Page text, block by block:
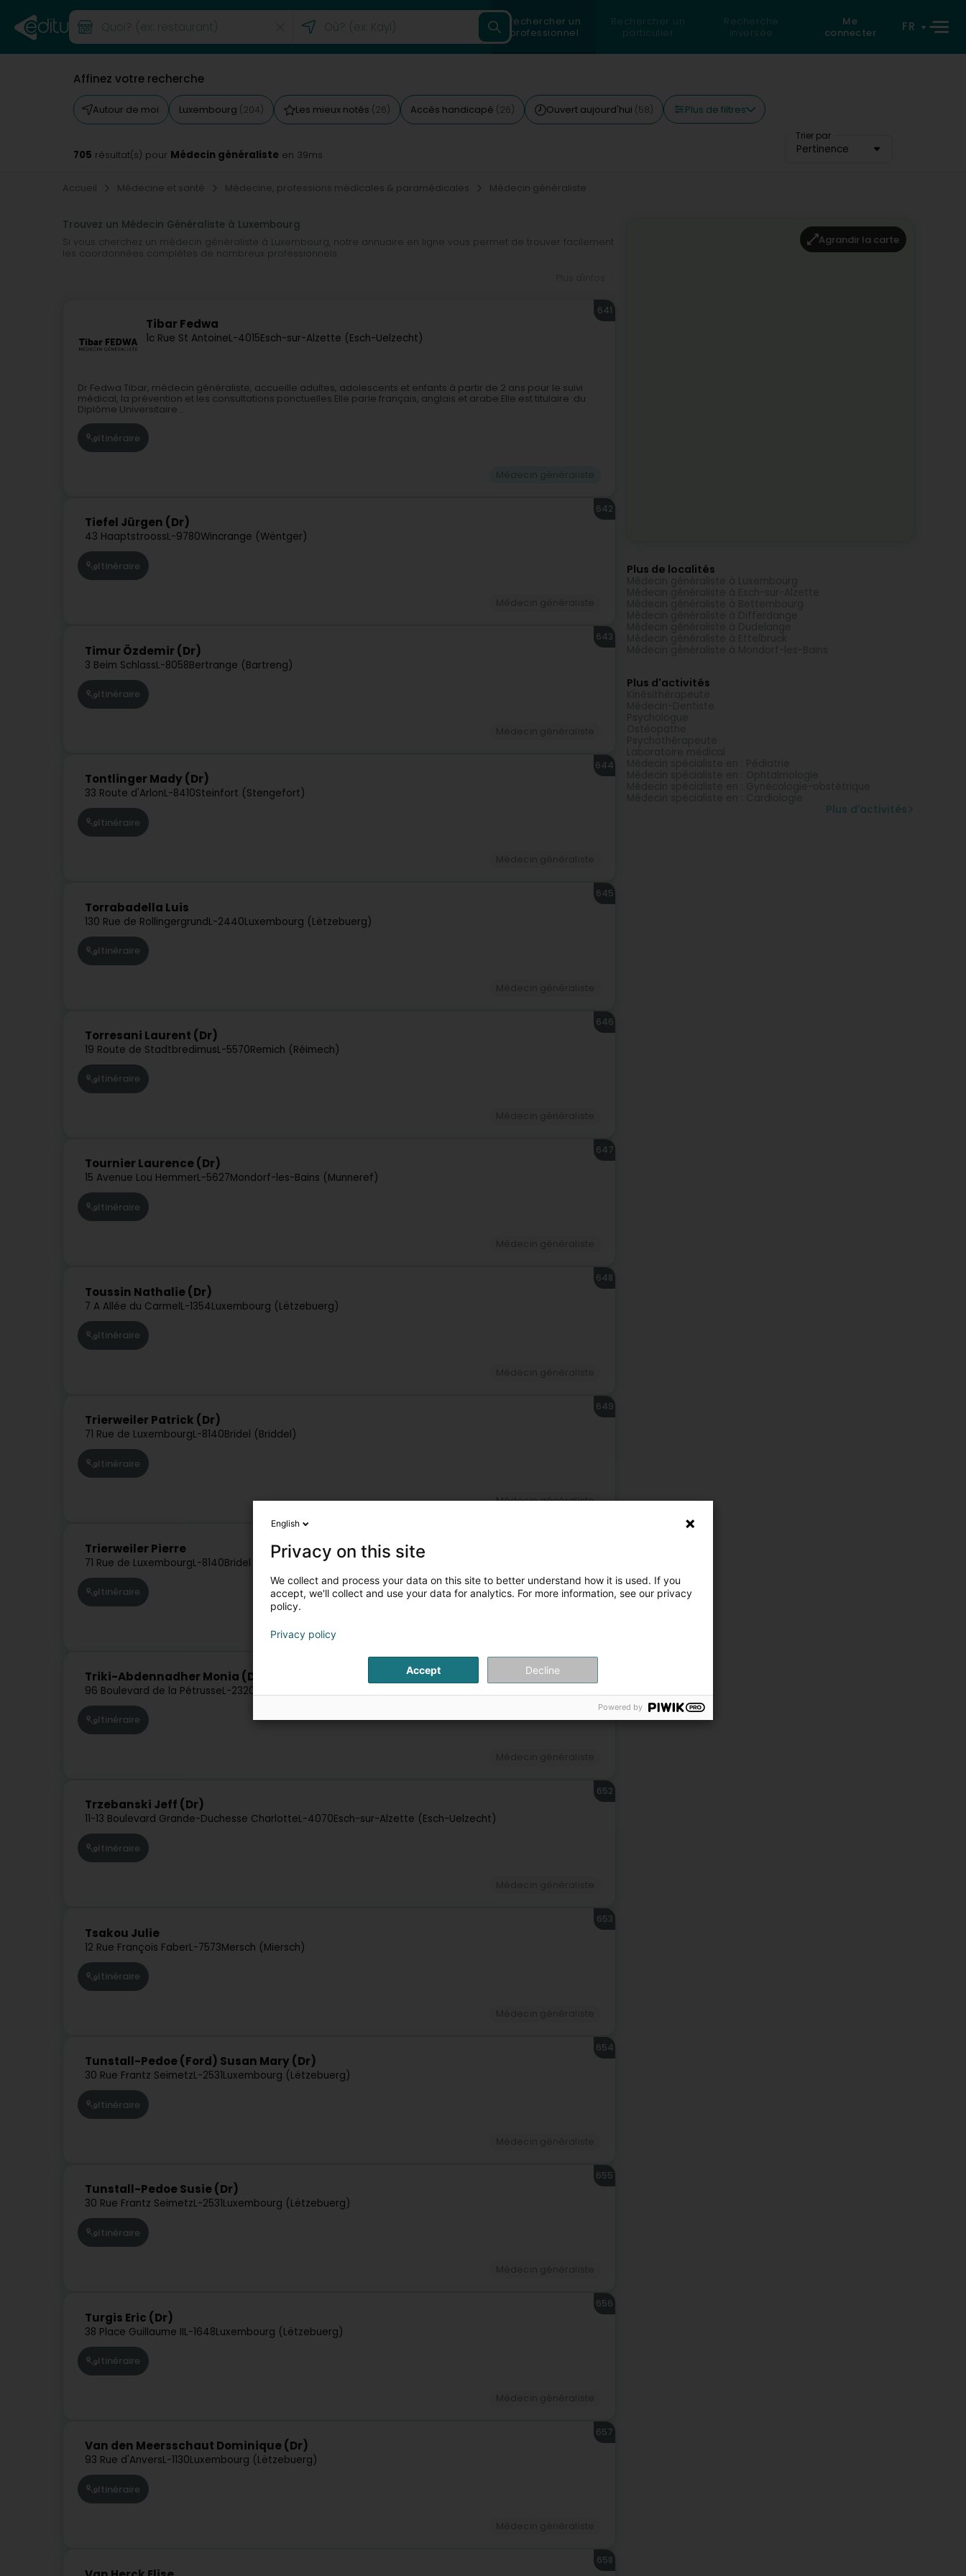
Rechercher un
professionnel
Rechercher un
particulier
Recherche
inversée
Me
connecter
FR
Affinez votre recherche
Autour de moi Luxembourg (204) Les mieux notés (26) Accès handicapé (26) Ouvert aujourd'hui (58) Plus de filtres
Trier par
Pertinence
705 résultat(s) pour Médecin généraliste en 39ms
Accueil Médecine et santé Médecine, professions médicales & paramédicales Médecin généraliste
Trouvez un Médecin Généraliste à Luxembourg
Si vous cherchez un médecin généraliste à Luxembourg, notre annuaire en ligne vous permet de trouver facilement
les coordonnées complètes de nombreux professionnels.
professionnel adapté à vos besoins. Simplifiez votre recherche de médecin généraliste à Luxembourg en utilisant
Tibar Fedwa
1c Rue St AntoineL-4015Esch-sur-Alzette (Esch-Uelzecht)
641
Dr Fedwa Tibar, médecin généraliste, accueille adultes, adolescents et enfants à partir de 2 ans pour le suivi
médical, la prévention et les consultations ponctuelles.Elle parle français, anglais et arabe.Elle est titulaire :du
Diplôme Universitaire...
Itinéraire
Tiefel Jürgen (Dr)
43 HaaptstroossL-9780Wincrange (Wëntger)
642
Itinéraire
Timur Özdemir (Dr)
3 Beim SchlassL-8058Bertrange (Bartreng)
643
Itinéraire
Tontlinger Mady (Dr)
33 Route d'ArlonL-8410Steinfort (Stengefort)
644
Itinéraire
Torrabadella Luis
130 Rue de RollingergrundL-2440Luxembourg (Lëtzebuerg)
645
Itinéraire
Torresani Laurent (Dr)
19 Route de StadtbredimusL-5570Remich (Réimech)
646
Itinéraire
Tournier Laurence (Dr)
15 Avenue Lou HemmerL-5627Mondorf-les-Bains (Munneref)
647
Itinéraire
Toussin Nathalie (Dr)
7 A Allée du CarmelL-1354Luxembourg (Lëtzebuerg)
648
Itinéraire
Trierweiler Patrick (Dr)
71 Rue de LuxembourgL-8140Bridel (Briddel)
649
Itinéraire
Médecin généraliste
Trierweiler Pierre
71 Rue de LuxembourgL-8140Bridel (Briddel)
Itinéraire
Triki-Abdennadher Monia (Dr)
96 Boulevard de la PétrusseL-2320
Itinéraire
Trzebanski Jeff (Dr)
11-13 Boulevard Grande-Duchesse CharlotteL-4070Esch-sur-Alzette (Esch-Uelzecht)
652
Itinéraire
Tsakou Julie
12 Rue François FaberL-7573Mersch (Miersch)
653
Itinéraire
Tunstall-Pedoe (Ford) Susan Mary (Dr)
30 Rue Frantz SeimetzL-2531Luxembourg (Lëtzebuerg)
654
Itinéraire
Tunstall-Pedoe Susie (Dr)
30 Rue Frantz SeimetzL-2531Luxembourg (Lëtzebuerg)
655
Itinéraire
Turgis Eric (Dr)
38 Place Guillaume IIL-1648Luxembourg (Lëtzebuerg)
656
Itinéraire
Van den Meersschaut Dominique (Dr)
93 Rue d'AnversL-1130Luxembourg (Lëtzebuerg)
657
Itinéraire
658
Agrandir la carte
Plus de localités
Plus d'activités
Plus d'activités
English
Privacy on this site
We collect and process your data on this site to better understand how it is used. If you
accept, we'll collect and use your data for analytics. For more information, see our privacy
policy.
Privacy policy
Accept Decline
Powered by